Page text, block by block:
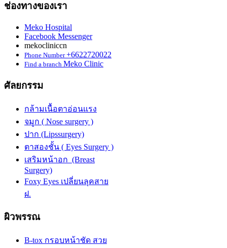
ช่องทางของเรา
Meko Hospital
Facebook Messenger
mekocliniccn
Phone Number+6622720022
Find a branch Meko Clinic
ศัลยกรรม
กล้ามเนื้อตาอ่อนแรง
จมูก ( Nose surgery )
ปาก (Lipssurgery)
ตาสองชั้น ( Eyes Surgery )
เสริมหน้าอก (Breast
Surgery)
Foxy Eyes เปลี่ยนลุคสาย
ฝ.
ผิวพรรณ
B-tox กรอบหน้าชัด สวย